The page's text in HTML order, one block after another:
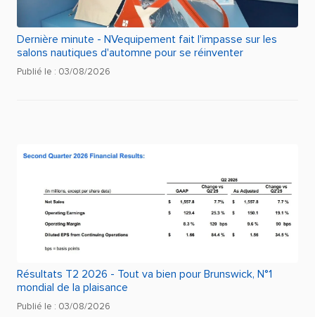
Dernière minute - NVequipement fait l'impasse sur les
salons nautiques d'automne pour se réinventer
Publié le : 03/08/2026
Résultats T2 2026 - Tout va bien pour Brunswick, N°1
mondial de la plaisance
Publié le : 03/08/2026